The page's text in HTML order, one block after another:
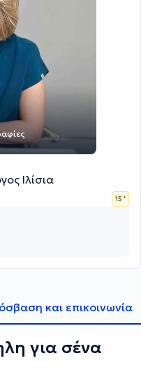
Ιλίσια
15 '
και επικοινωνία
για σένα